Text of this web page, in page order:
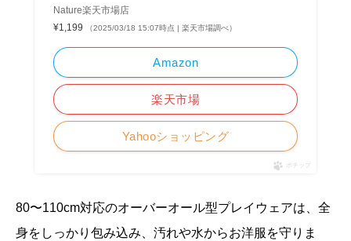
Nature楽天市場店
¥1,199
（2025/03/18 15:07時点 | 楽天市場調べ）
Amazon
楽天市場
Yahooショッピング
ポチップ
80〜110cm対応のオーバーオール型プレイウェアは、全
身をしっかり包み込み、汚れや水からお洋服を守りま